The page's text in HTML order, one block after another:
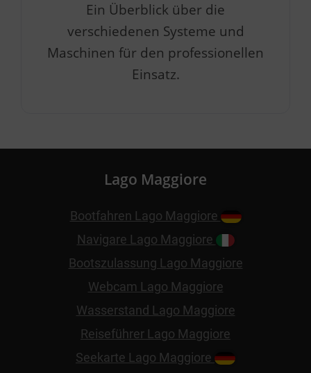
Ein Überblick über die
verschiedenen Systeme und
Maschinen für den professionellen
Einsatz.
Lago Maggiore
Bootfahren Lago Maggiore
Navigare Lago Maggiore
Bootszulassung Lago Maggiore
Webcam Lago Maggiore
Wasserstand Lago Maggiore
Reiseführer Lago Maggiore
Seekarte Lago Maggiore